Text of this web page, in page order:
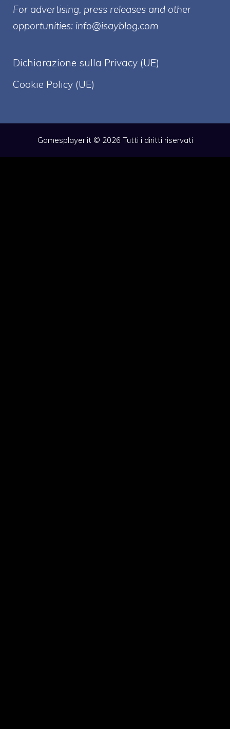
For advertising, press releases and other
opportunities: info@isayblog.com
Dichiarazione sulla Privacy (UE)
Cookie Policy (UE)
Gamesplayer.it © 2026 Tutti i diritti riservati